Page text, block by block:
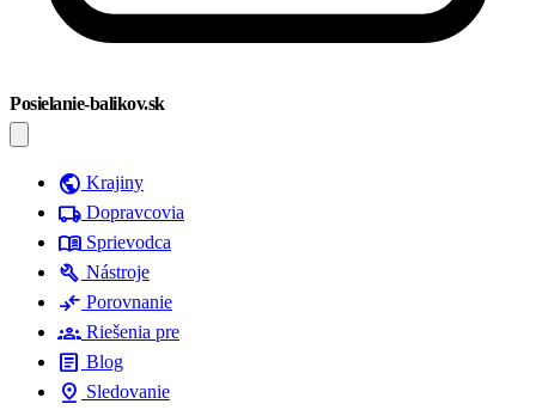
Posielanie-balikov.sk
public Krajiny
local_shipping Dopravcovia
menu_book Sprievodca
build Nástroje
compare_arrows Porovnanie
groups Riešenia pre
article Blog
pin_drop Sledovanie